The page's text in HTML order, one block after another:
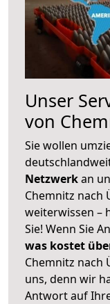
Unser
von
Sie wollen
Netzwerkan
Chemnitz nach
weiterwissen –
Sie! Wenn Sie
was kostet
Chemnitz nach
uns, denn wir
Antwort auf